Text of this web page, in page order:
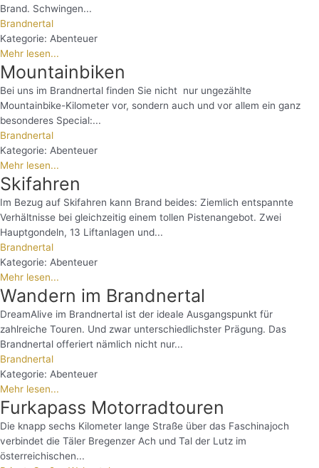
Brand. Schwingen...
Brandnertal
Kategorie: Abenteuer
Mehr lesen...
Mountainbiken
Bei uns im Brandnertal finden Sie nicht nur ungezählte
Mountainbike-Kilometer vor, sondern auch und vor allem ein ganz
besonderes Special:...
Brandnertal
Kategorie: Abenteuer
Mehr lesen...
Skifahren
Im Bezug auf Skifahren kann Brand beides: Ziemlich entspannte
Verhältnisse bei gleichzeitig einem tollen Pistenangebot. Zwei
Hauptgondeln, 13 Liftanlagen und...
Brandnertal
Kategorie: Abenteuer
Mehr lesen...
Wandern im Brandnertal
DreamAlive im Brandnertal ist der ideale Ausgangspunkt für
zahlreiche Touren. Und zwar unterschiedlichster Prägung. Das
Brandnertal offeriert nämlich nicht nur...
Brandnertal
Kategorie: Abenteuer
Mehr lesen...
Furkapass Motorradtouren
Die knapp sechs Kilometer lange Straße über das Faschinajoch
verbindet die Täler Bregenzer Ach und Tal der Lutz im
österreichischen...